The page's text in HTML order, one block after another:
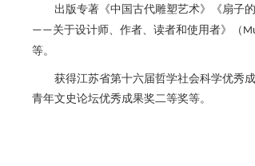
出版专著《中国古代雕塑艺术》《扇子
——关于设计师、作者、读者和使用者》（
等。
获得江苏省第十六届哲学社会科学优秀
青年文史论坛优秀成果奖二等奖等。